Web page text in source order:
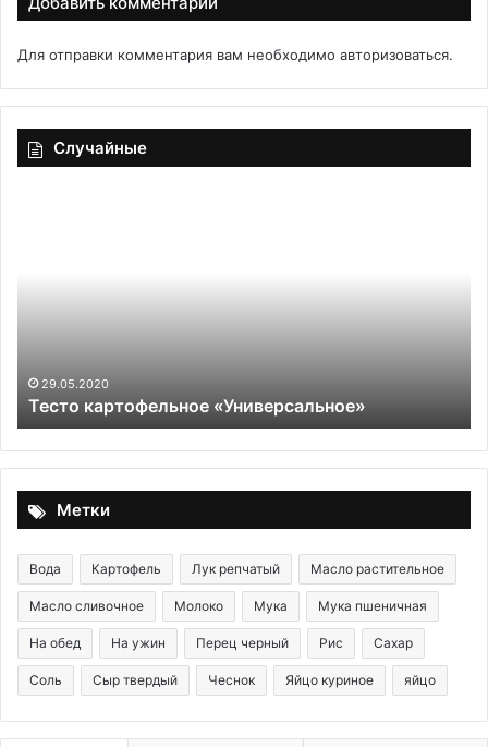
Для отправки комментария вам необходимо авторизоваться.
Случайные
29.05.2020
Тесто картофельное «Универсальное»
Метки
Вода Картофель Лук репчатый Масло растительное
Масло сливочное Молоко Мука Мука пшеничная
На обед На ужин Перец черный Рис Сахар
Соль Сыр твердый Чеснок Яйцо куриное яйцо